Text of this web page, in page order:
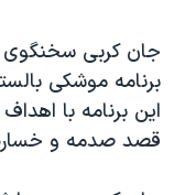
دادگاه حمید نوری
چهل سال
قانون شفافیت
جان کربی سخنگوی
برنامه موشکی
این برنامه با
قصد صدمه و